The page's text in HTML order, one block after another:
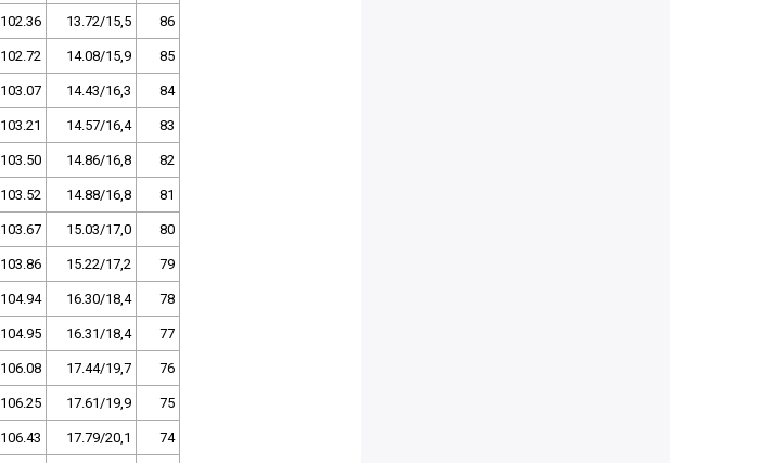
102.36 13.72/15,5 86
102.72 14.08/15,9 85
103.07 14.43/16,3 84
103.21 14.57/16,4 83
103.50 14.86/16,8 82
103.52 14.88/16,8 81
103.67 15.03/17,0 80
103.86 15.22/17,2 79
104.94 16.30/18,4 78
104.95 16.31/18,4 77
106.08 17.44/19,7 76
106.25 17.61/19,9 75
106.43 17.79/20,1 74